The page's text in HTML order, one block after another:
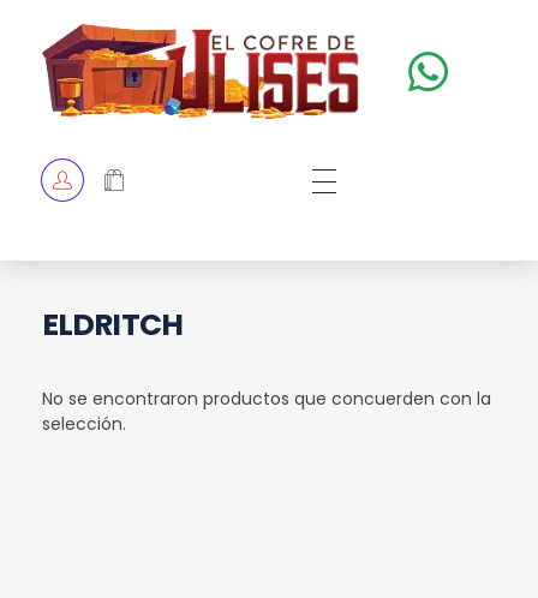
TIENDA
ELDRITCH
No se encontraron productos que concuerden con la
selección.